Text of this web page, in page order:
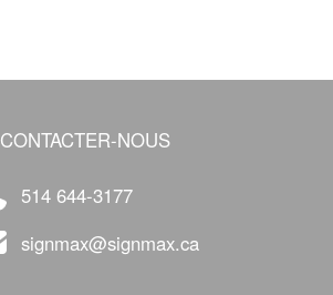
CONTACTER-NOUS
514 644-3177
signmax@signmax.ca